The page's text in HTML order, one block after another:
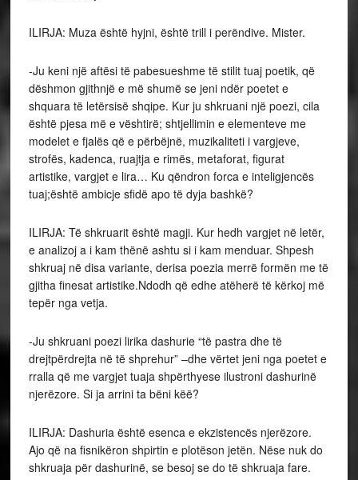
ILIRJA: Muza është hyjni, është trill i perëndive. Mister.
-Ju keni një aftësi të pabesueshme të stilit tuaj poetik, që
dëshmon gjithnjë e më shumë se jeni ndër poetet e
shquara të letërsisë shqipe. Kur ju shkruani një poezi, cila
është pjesa më e vështirë; shtjellimin e elementeve me
modelet e fjalës që e përbëjnë, muzikaliteti i vargjeve,
strofës, kadenca, ruajtja e rimës, metaforat, figurat
artistike, vargjet e lira… Ku qëndron forca e inteligjencës
tuaj;është ambicje sfidë apo të dyja bashkë?
ILIRJA: Të shkruarit është magji. Kur hedh vargjet në letër,
e analizoj a i kam thënë ashtu si i kam menduar. Shpesh
shkruaj në disa variante, derisa poezia merrë formën me të
gjitha finesat artistike.Ndodh që edhe atëherë të kërkoj më
tepër nga vetja.
-Ju shkruani poezi lirika dashurie “të pastra dhe të
drejtpërdrejta në të shprehur” –dhe vërtet jeni nga poetet e
rralla që me vargjet tuaja shpërthyese ilustroni dashurinë
njerëzore. Si ja arrini ta bëni këë?
ILIRJA: Dashuria është esenca e ekzistencës njerëzore.
Ajo që na fisnikëron shpirtin e plotëson jetën. Nëse nuk do
shkruaja për dashurinë, se besoj se do të shkruaja fare.